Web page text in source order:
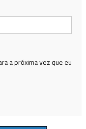
a próxima vez que eu